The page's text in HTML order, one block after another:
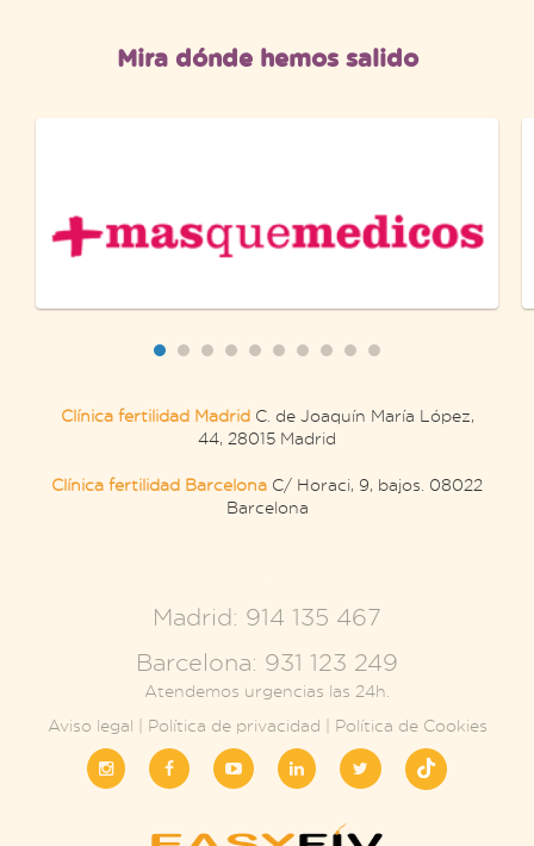
Mira dónde hemos salido
Clínica fertilidad MadridC. de Joaquín María López,
44, 28015 Madrid
Clínica fertilidad Barcelona C/ Horaci, 9, bajos. 08022
Barcelona
Madrid: 914 135 467
Barcelona: 931 123 249
Atendemos urgencias las 24h.
Aviso legal | Política de privacidad | Política de Cookies